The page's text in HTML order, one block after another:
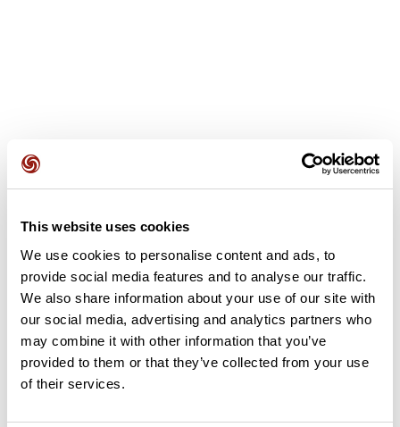
This website uses cookies
We use cookies to personalise content and ads, to
provide social media features and to analyse our traffic.
We also share information about your use of our site with
our social media, advertising and analytics partners who
may combine it with other information that you’ve
provided to them or that they’ve collected from your use
of their services.
Ajouter un avis
Découvrez ce parcours de vélo de 54,9 km à proximité de